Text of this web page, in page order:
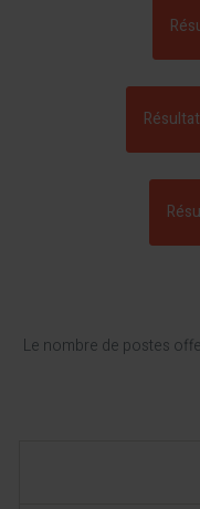
Le nombre de postes